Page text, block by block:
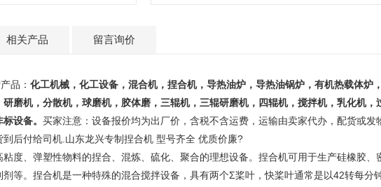
相关产品 留言询价
品 ： 化工机械，化工设备，混合机，捏合机，导热油炉，导热油锅炉，有机热载体炉
磨机，分散机，球磨机，胶体磨，三辊机，三辊研磨机，四辊机，搅拌机，乳化机，
设备。 买家注意：设备报价均为出厂价，含税不含运费，运输由卖家代办，配货或发
到后付给司机. 山东龙兴专制捏合机 型号齐全 优质价廉?
粘度、弹塑性物料的捏合、混炼、硫化、聚合的理想设备。捏合机可用于生产硅橡胶、
剂等。捏合机是一种特殊的混合搅拌设备，具有两个Σ桨叶，快桨叶通常是以42转每分